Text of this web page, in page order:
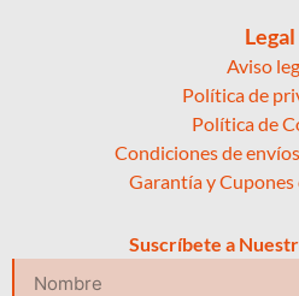
Legal
Aviso
Política de
Política de
Condiciones de
Garantía y
Suscríbete a